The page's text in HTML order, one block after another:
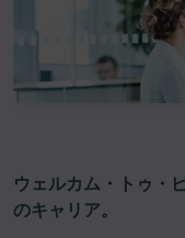
ウェルカム・トゥ・
のキャリア。